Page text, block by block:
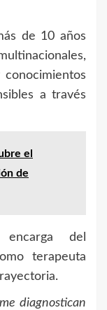
de 10 años
a través
el
de
del
terapeuta
diagnostican